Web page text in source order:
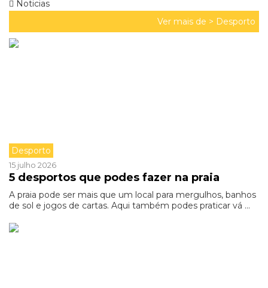
Noticias
Ver mais de > Desporto
Desporto
15 julho 2026
5 desportos que podes fazer na praia
A praia pode ser mais que um local para mergulhos, banhos
de sol e jogos de cartas. Aqui também podes praticar vá ...